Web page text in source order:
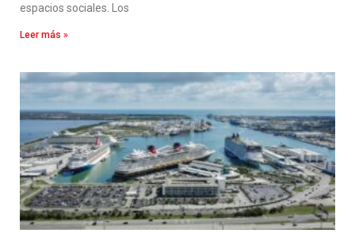
espacios sociales. Los
Leer más »